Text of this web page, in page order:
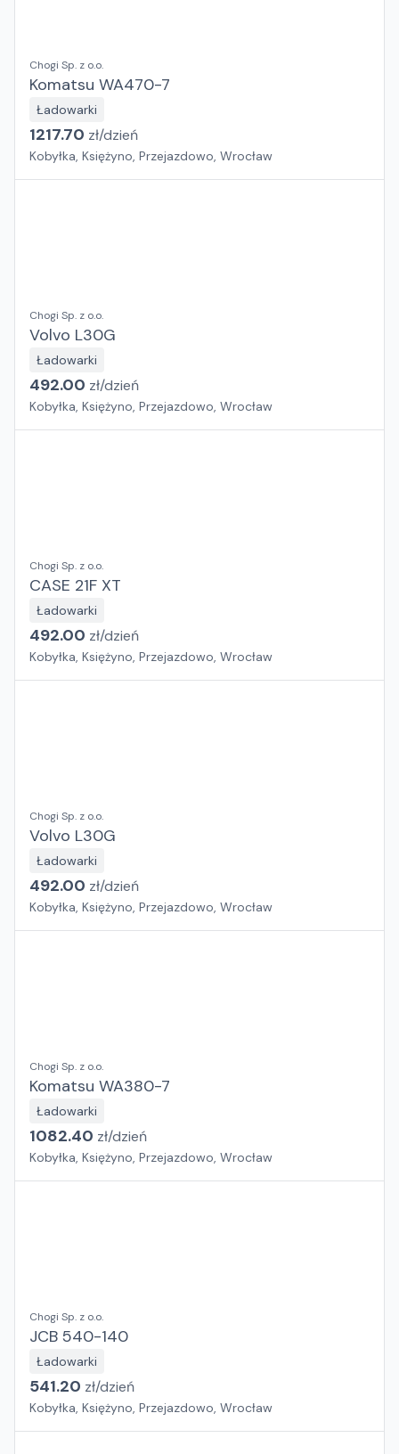
Chogi Sp. z o.o.
Komatsu WA470-7
Ładowarki
1217.70 zł/dzień
Kobyłka, Księżyno, Przejazdowo, Wrocław
Chogi Sp. z o.o.
Volvo L30G
Ładowarki
492.00 zł/dzień
Kobyłka, Księżyno, Przejazdowo, Wrocław
Chogi Sp. z o.o.
CASE 21F XT
Ładowarki
492.00 zł/dzień
Kobyłka, Księżyno, Przejazdowo, Wrocław
Chogi Sp. z o.o.
Volvo L30G
Ładowarki
492.00 zł/dzień
Kobyłka, Księżyno, Przejazdowo, Wrocław
Chogi Sp. z o.o.
Komatsu WA380-7
Ładowarki
1082.40 zł/dzień
Kobyłka, Księżyno, Przejazdowo, Wrocław
Chogi Sp. z o.o.
JCB 540-140
Ładowarki
541.20 zł/dzień
Kobyłka, Księżyno, Przejazdowo, Wrocław